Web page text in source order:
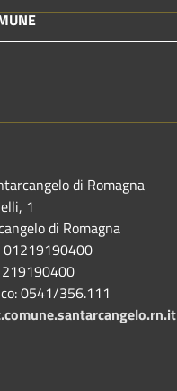
di Romagna
1
di Romagna
01219190400
0541/356.111